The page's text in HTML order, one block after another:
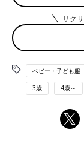
サク
ベビー・子ども服
3歳 4歳～